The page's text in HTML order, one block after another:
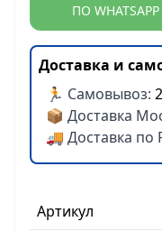
Артикул
ПО WHATSAPP
Доставка и
🏃 Самовывоз:
📦 Доставка
🚚 Доставка по